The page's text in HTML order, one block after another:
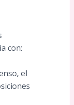
con:
el